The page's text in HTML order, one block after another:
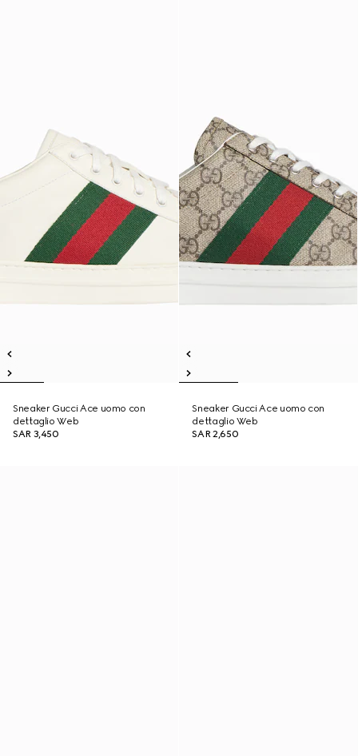
Sneaker Gucci Ace uomo con
dettaglio Web
SAR 3,450
Sneaker Gucci Ace uomo con
dettaglio Web
SAR 2,650